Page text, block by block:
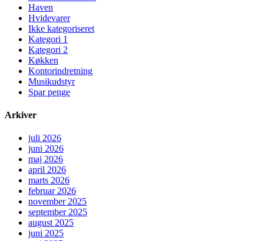
Haven
Hvidevarer
Ikke kategoriseret
Kategori 1
Kategori 2
Køkken
Kontorindretning
Musikudstyr
Spar penge
Arkiver
juli 2026
juni 2026
maj 2026
april 2026
marts 2026
februar 2026
november 2025
september 2025
august 2025
juni 2025